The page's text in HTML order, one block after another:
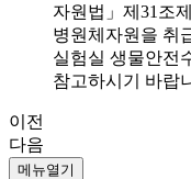
자원법」제31조
병원체자원을 취
실험실 생물안전
참고하시기 바랍
이전
다음
메뉴열기